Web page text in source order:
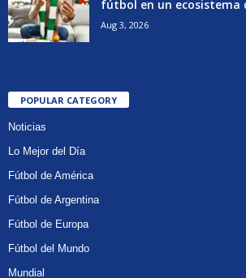
fútbol en un ecosistema
Aug 3, 2026
POPULAR CATEGORY
Noticias
Lo Mejor del Día
Fútbol de América
Fútbol de Argentina
Fútbol de Europa
Fútbol del Mundo
Mundial